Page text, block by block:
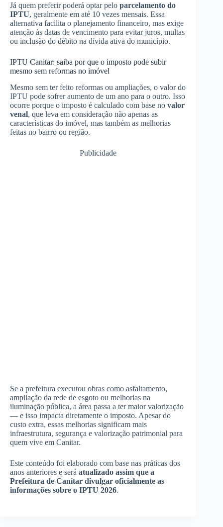
Já quem preferir poderá optar pelo parcelamento do
IPTU, geralmente em até 10 vezes mensais. Essa
alternativa facilita o planejamento financeiro, mas exige
atenção às datas de vencimento para evitar juros, multas
ou inclusão do débito na dívida ativa do município.
IPTU Canitar: saiba por que o imposto pode subir
mesmo sem reformas no imóvel
Mesmo sem ter feito reformas ou ampliações, o valor do
IPTU pode sofrer aumento de um ano para o outro. Isso
ocorre porque o imposto é calculado com base no valor
venal, que leva em consideração não apenas as
características do imóvel, mas também as melhorias
feitas no bairro ou região.
Publicidade
Se a prefeitura executou obras como asfaltamento,
ampliação da rede de esgoto ou melhorias na
iluminação pública, a área passa a ter maior valorização
— e isso impacta diretamente o imposto. Apesar do
custo extra, essas melhorias significam mais
infraestrutura, segurança e valorização patrimonial para
quem vive em Canitar.
Este conteúdo foi elaborado com base nas práticas dos
anos anteriores e será atualizado assim que a
Prefeitura de Canitar divulgar oficialmente as
informações sobre o IPTU 2026.